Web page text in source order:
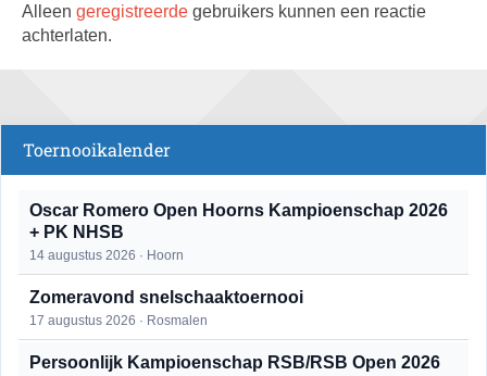
Alleen geregistreerde gebruikers kunnen een reactie
achterlaten.
Toernooikalender
Oscar Romero Open Hoorns Kampioenschap 2026
+ PK NHSB
14 augustus 2026 · Hoorn
Zomeravond snelschaaktoernooi
17 augustus 2026 · Rosmalen
Persoonlijk Kampioenschap RSB/RSB Open 2026